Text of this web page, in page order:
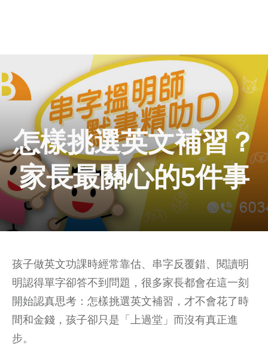
怎樣挑選英文補習？
家長最關心的5件事
孩子做英文功課時經常靠估、串字反覆錯、閱讀明
明認得單字卻答不到問題，很多家長都會在這一刻
開始認真思考：怎樣挑選英文補習，才不會花了時
間和金錢，孩子卻只是「上過堂」而沒有真正進
步。